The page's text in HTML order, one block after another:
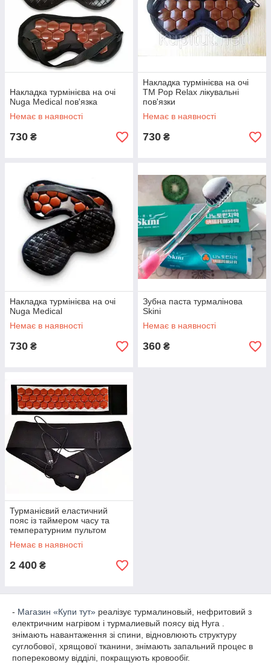
Накладка турмінієва на очі
Nuga Medical пов'язка
Немає в наявності
730 ₴
Накладка турмінієва на очі
ТМ Pop Relax лікувальні
пов'язки
Немає в наявності
730 ₴
Накладка турмінієва на очі
Nuga Medical
Немає в наявності
730 ₴
Зубна паста турмалінова
Skini
Немає в наявності
360 ₴
Турманієвий еластичний
пояс із таймером часу та
температурним пультом
Miracle 2
Немає в наявності
2 400 ₴
- Магазин «Купи тут» реалізує турмалиновый, нефритовий з
електричним нагрівом і турмалиевый поясу від Нуга .
знімають навантаження зі спини, відновлюють структуру
суглобової, хрящової тканини, знімають запальний процес в
поперековому відділі, покращують кровообіг.